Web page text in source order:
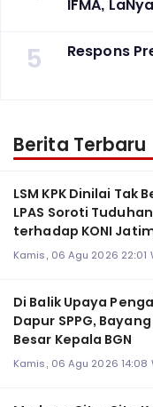
IFMA,
5 Respons
Berita Terbaru
LSM KPK Dinilai
LPAS Soroti
terhadap KONI
Kamis, 06 Agu 2026 22:01
Di Balik Upaya
Dapur SPPG,
Besar Kepala BGN
Kamis, 06 Agu 2026 14:08